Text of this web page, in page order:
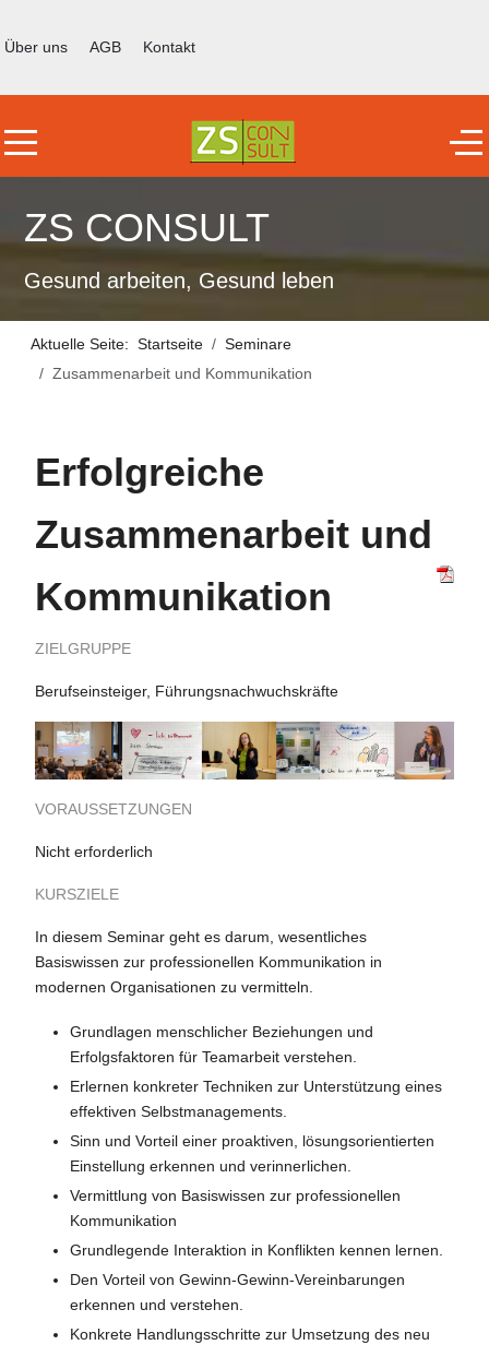
Über uns AGB Kontakt
Mobile Menu Toggle
ZS CONSULT
Gesund arbeiten, Gesund leben
Aktuelle Seite:Startseite
Seminare
Zusammenarbeit und Kommunikation
Erfolgreiche
Zusammenarbeit und
Kommunikation
ZIELGRUPPE
Berufseinsteiger, Führungsnachwuchskräfte
VORAUSSETZUNGEN
Nicht erforderlich
KURSZIELE
In diesem Seminar geht es darum, wesentliches
Basiswissen zur professionellen Kommunikation in
modernen Organisationen zu vermitteln.
Grundlagen menschlicher Beziehungen und
Erfolgsfaktoren für Teamarbeit verstehen.
Erlernen konkreter Techniken zur Unterstützung eines
effektiven Selbstmanagements.
Sinn und Vorteil einer proaktiven, lösungsorientierten
Einstellung erkennen und verinnerlichen.
Vermittlung von Basiswissen zur professionellen
Kommunikation
Grundlegende Interaktion in Konflikten kennen lernen.
Den Vorteil von Gewinn-Gewinn-Vereinbarungen
erkennen und verstehen.
Konkrete Handlungsschritte zur Umsetzung des neu